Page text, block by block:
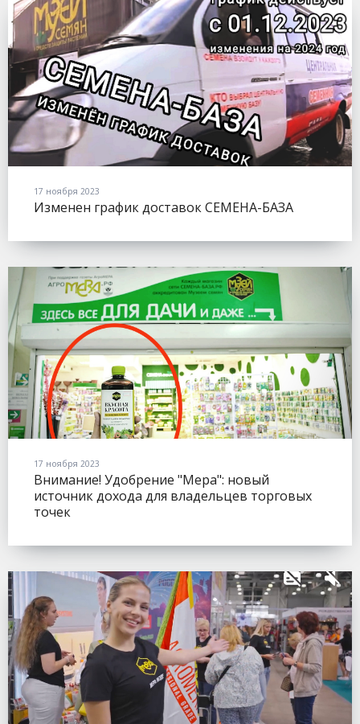
17 ноября 2023
Изменен график доставок СЕМЕНА-БАЗА
17 ноября 2023
Внимание! Удобрение "Мера": новый
источник дохода для владельцев торговых
точек